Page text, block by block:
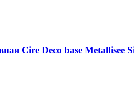
Cire Deco base Metallisee